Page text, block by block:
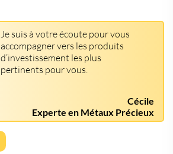
Je suis à votre écoute pour vous
accompagner vers les produits
d’investissement les plus
pertinents pour vous.
Cécile
Experte en Métaux Précieux